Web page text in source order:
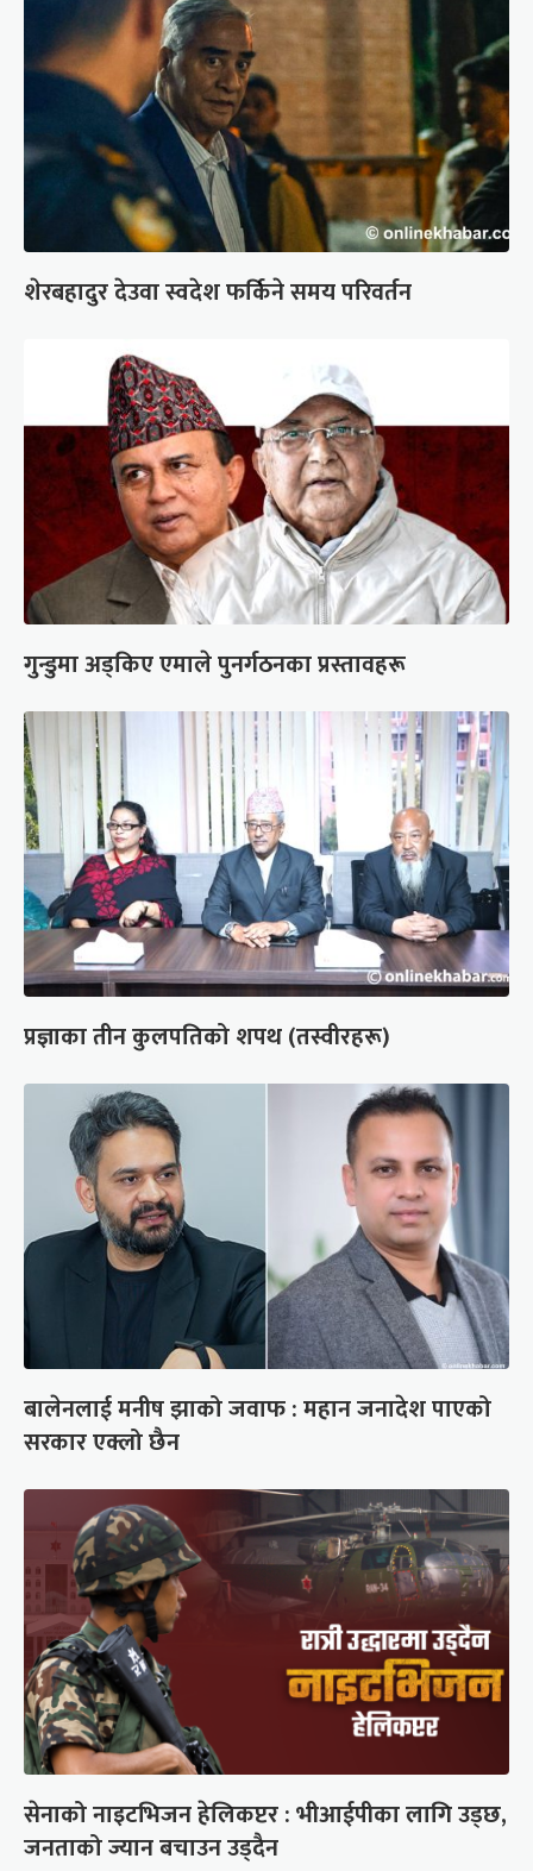
शेरबहादुर देउवा स्वदेश फर्किने समय परिवर्तन
गुन्डुमा अड्किए एमाले पुनर्गठनका प्रस्तावहरू
प्रज्ञाका तीन कुलपतिको शपथ (तस्वीरहरू)
बालेनलाई मनीष झाको जवाफ : महान जनादेश पाएको
सरकार एक्लो छैन
सेनाको नाइटभिजन हेलिकप्टर : भीआईपीका लागि उड्छ,
जनताको ज्यान बचाउन उड्दैन